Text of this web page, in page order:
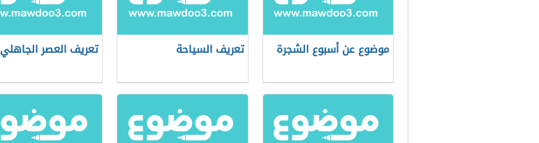
موضوع عن أسبوع الشجرة تعريف السياحة تعريف العصر الجاهلي